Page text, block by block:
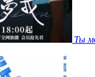
Ты